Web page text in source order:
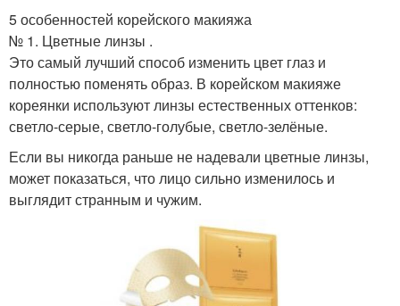
5 особенностей корейского макияжа
№ 1. Цветные линзы .
Это самый лучший способ изменить цвет глаз и
полностью поменять образ. В корейском макияже
кореянки используют линзы естественных оттенков:
светло-серые, светло-голубые, светло-зелёные.
Если вы никогда раньше не надевали цветные линзы,
может показаться, что лицо сильно изменилось и
выглядит странным и чужим.